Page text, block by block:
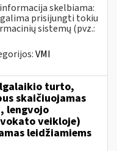
skelbiama:
galima prisijungti tokiu
sistemų (pvz.:
VMI
turto,
skaičiuojamas
lengvojo
veikloje)
leidžiamiems